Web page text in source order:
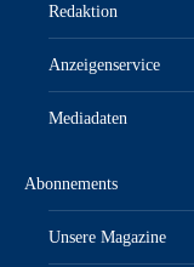
Redaktion
Anzeigenservice
Mediadaten
Abonnements
Unsere Magazine